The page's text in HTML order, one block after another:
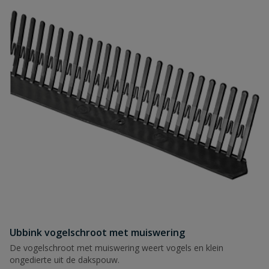
Ubbink vogelschroot met muiswering
De vogelschroot met muiswering weert vogels en klein
ongedierte uit de dakspouw.